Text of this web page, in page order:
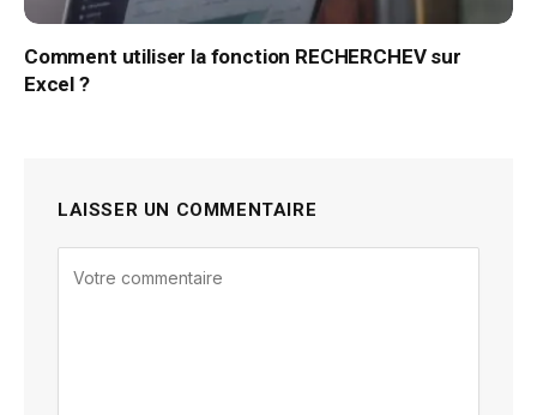
Comment utiliser la fonction RECHERCHEV sur
Excel ?
LAISSER UN COMMENTAIRE